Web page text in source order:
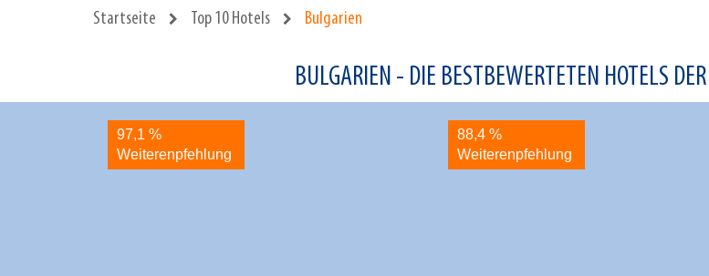
Startseite Top 10 Hotels Bulgarien
BULGARIEN - DIE BESTBEWERTETEN HOTELS
97,1 %
Weiterenpfehlung
88,4 %
Weiterenpfehlung